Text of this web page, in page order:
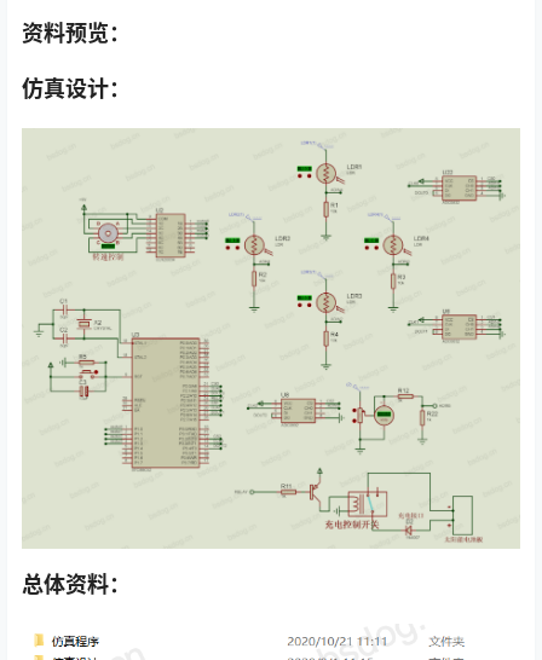
资料预览：
仿真设计：
总体资料：